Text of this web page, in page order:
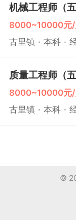
机械工程师（五
8000~10000元/
古里镇 本科
质量工程师（五
8000~10000元/
古里镇 本科
©